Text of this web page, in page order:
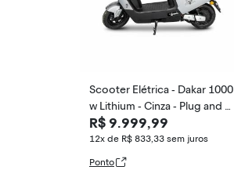
Scooter Elétrica - Dakar 1000
w Lithium - Cinza - Plug and M
ove
R$ 9.999,99
12x de R$ 833,33 sem juros
Ponto